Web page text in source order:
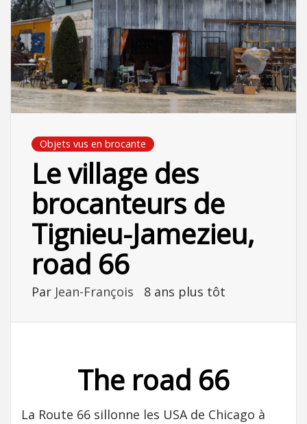
Objets vus en brocante
Le village des
brocanteurs de
Tignieu-Jamezieu,
road 66
Par Jean-François 8 ans plus tôt
The road 66
La Route 66 sillonne les USA de Chicago à